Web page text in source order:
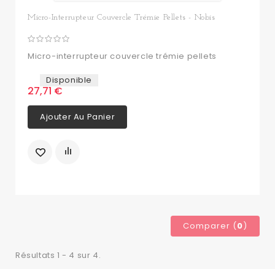
Micro-Interrupteur Couvercle Trémie Pellets - Nobis
Micro-interrupteur couvercle trémie pellets
Disponible
27,71 €
Ajouter Au Panier
Comparer (0)
Résultats 1 - 4 sur 4.